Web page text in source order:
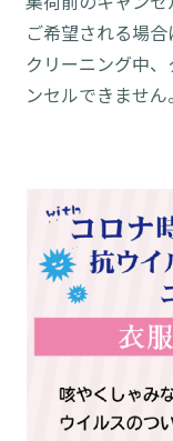
ご希望される場
クリーニング中
ンセルできません。